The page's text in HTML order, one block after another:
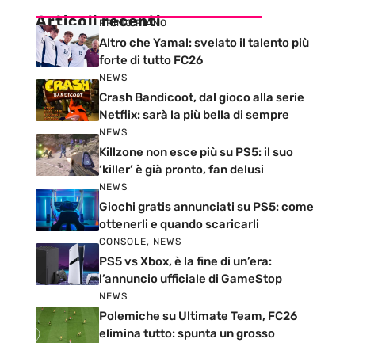
Articoli recenti
PRIMO PIANO
Altro che Yamal: svelato il talento più
forte di tutto FC26
NEWS
Crash Bandicoot, dal gioco alla serie
Netflix: sarà la più bella di sempre
NEWS
Killzone non esce più su PS5: il suo
‘killer’ è già pronto, fan delusi
NEWS
Giochi gratis annunciati su PS5: come
ottenerli e quando scaricarli
CONSOLE, NEWS
PS5 vs Xbox, è la fine di un’era:
l’annuncio ufficiale di GameStop
NEWS
Polemiche su Ultimate Team, FC26
elimina tutto: spunta un grosso